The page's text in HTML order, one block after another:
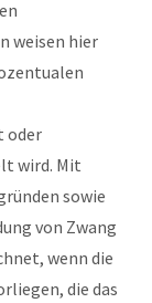
weisen hier
oder
wird. Mit
sowie
von Zwang
wenn die
die das